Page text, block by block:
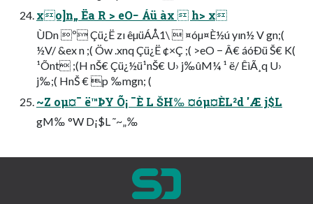
xo]n„ Ëa R > eO− Áü àx  h> x
ÙDn º Çü¿Ë zı êµüÁÅ1\  ¤óµ¤È½ú yın½ V gn;(
½V/ &ex n ;( Öw .xnq Çü¿Ë ¢×Ç ;( >eO − Â€ áóÐü Š€ K(
¹Õnt ;(H nŠ€ Çü¿½ü¹nŠ€ U› j‰ûM¼ ¹ ë/ ÊìÃ¸q U›
j‰;( HnŠ € p ‰mgn; (
~Z oµ¤¯ ë™ÞY Õ¡ ¯È L ŠH‰ ¤óµ¤ÈL²d 'Æ j$L
gM‰ °W D¡$L ˜~„‰